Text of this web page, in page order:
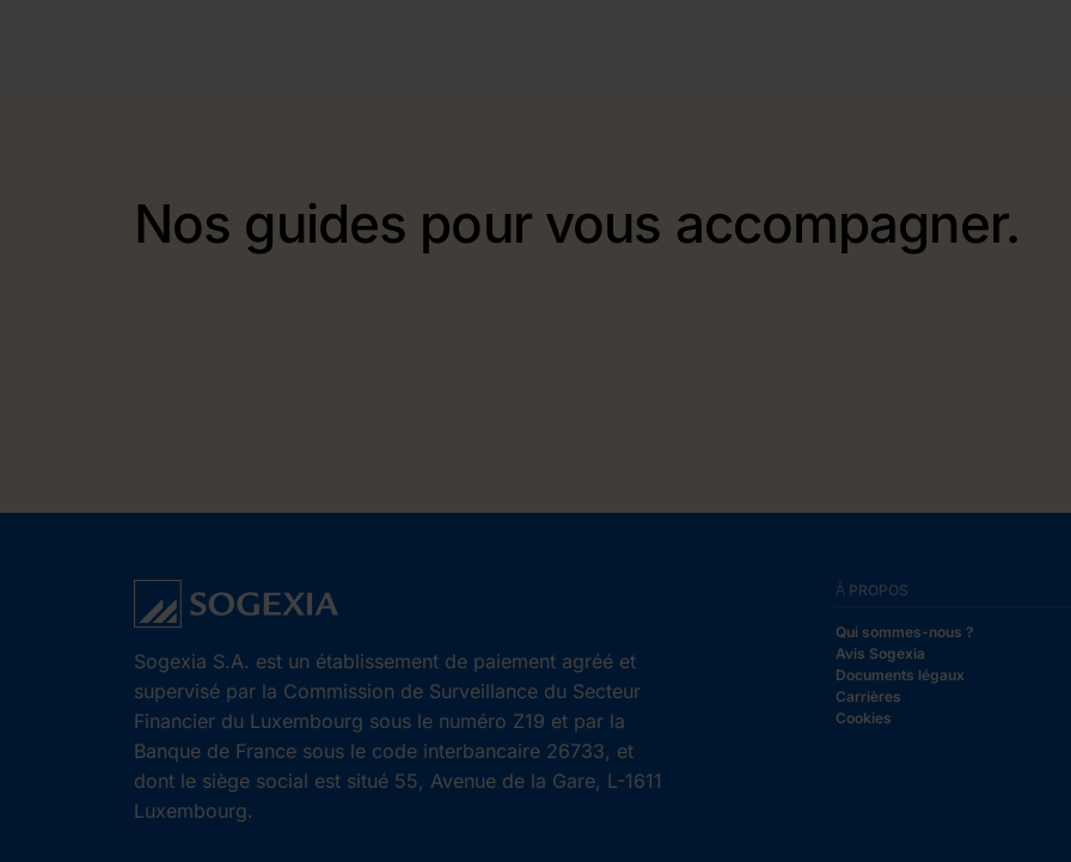
Nos guides pour vous accompagner.
Sogexia S.A. est un établissement de paiement agréé et
supervisé par la Commission de Surveillance du Secteur
Financier du Luxembourg sous le numéro Z19 et par la
Banque de France sous le code interbancaire 26733, et
dont le siège social est situé 55, Avenue de la Gare, L-1611
Luxembourg.
À PROPOS
Qui sommes-nous ?
Avis Sogexia
Documents légaux
Carrières
Cookies